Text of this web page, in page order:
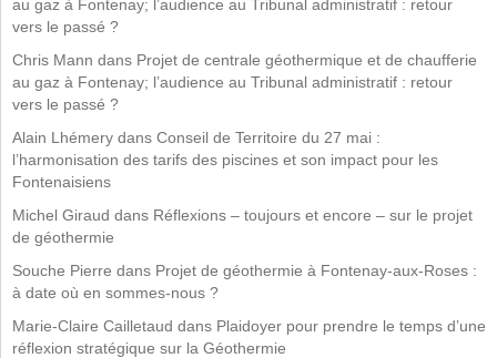
au gaz à Fontenay; l’audience au Tribunal administratif : retour
vers le passé ?
Chris Mann dans Projet de centrale géothermique et de chaufferie
au gaz à Fontenay; l’audience au Tribunal administratif : retour
vers le passé ?
Alain Lhémery dans Conseil de Territoire du 27 mai :
l’harmonisation des tarifs des piscines et son impact pour les
Fontenaisiens
Michel Giraud dans Réflexions – toujours et encore – sur le projet
de géothermie
Souche Pierre dans Projet de géothermie à Fontenay-aux-Roses :
à date où en sommes-nous ?
Marie-Claire Cailletaud dans Plaidoyer pour prendre le temps d’une
réflexion stratégique sur la Géothermie